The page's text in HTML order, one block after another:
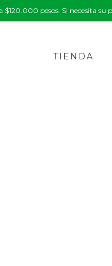
TIENDA
pesos. Si necesita